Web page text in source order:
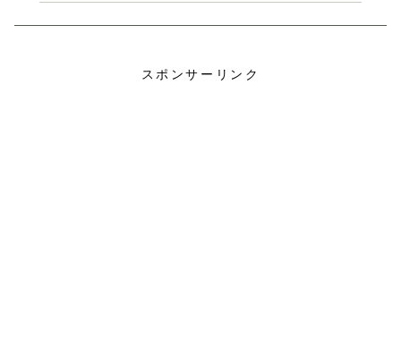
スポンサーリンク